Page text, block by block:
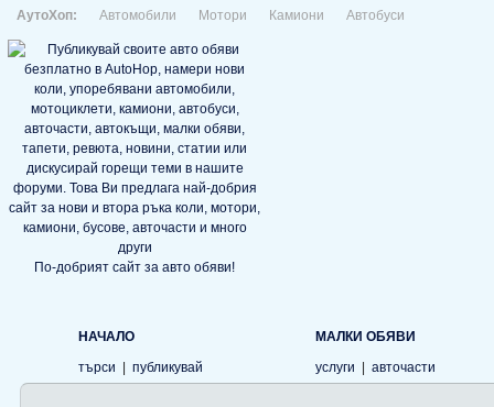
АутоХоп: Автомобили Мотори Камиони Автобуси
По-добрият сайт за авто обяви!
НАЧАЛО
търси
публикувай
МАЛКИ ОБЯВИ
услуги
авточасти